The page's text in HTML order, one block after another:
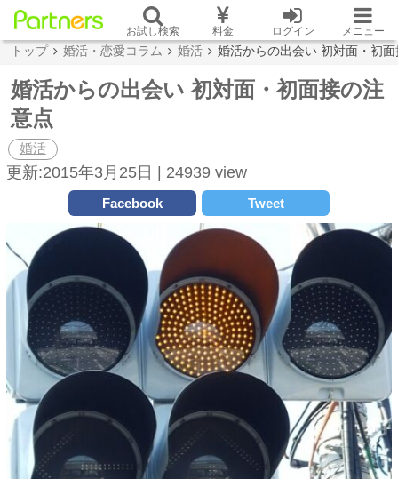
お試し検索 料金 ログイン メニュー
トップ 婚活・恋愛コラム 婚活 婚活からの出会い 初対面・初
婚活からの出会い 初対面・初面接の注
意点
婚活
更新:2015年3月25日 | 24939 view
Facebook Tweet